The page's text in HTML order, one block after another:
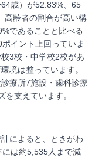
歳）が52.83%、65
高齢者の割合が高い構
であることと比べる
イント上回っていま
3校・中学校2校があ
境は整っています。
療所7施設・歯科診療
支えています。
によると、ときがわ
は約5,535人まで減